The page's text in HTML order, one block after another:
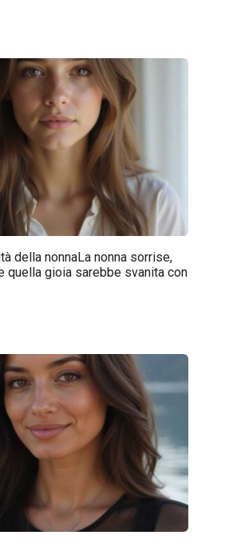
della nonnaLa nonna sorrise,
quella gioia sarebbe svanita con